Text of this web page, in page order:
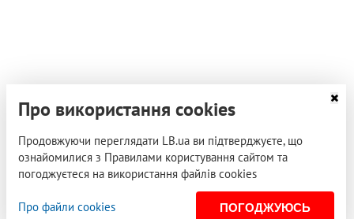
Про використання cookies
Продовжуючи переглядати LB.ua ви підтверджуєте, що
ознайомилися з Правилами користування сайтом та
погоджуєтеся на використання файлів cookies
Про файли cookies ПОГОДЖУЮСЬ